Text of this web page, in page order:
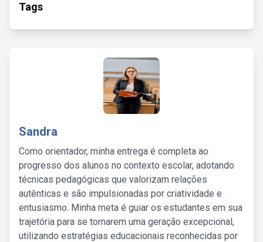
Tags
Sandra
Como orientador, minha entrega é completa ao
progresso dos alunos no contexto escolar, adotando
técnicas pedagógicas que valorizam relações
autênticas e são impulsionadas por criatividade e
entusiasmo. Minha meta é guiar os estudantes em sua
trajetória para se tornarem uma geração excepcional,
utilizando estratégias educacionais reconhecidas por